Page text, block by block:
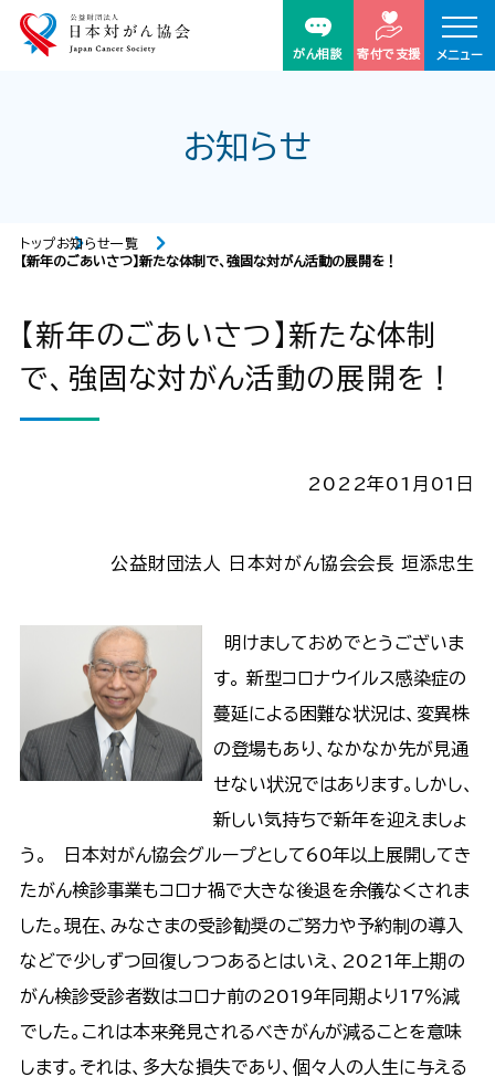
がん相談 寄付で支援 メニュー
お知らせ
トップお知らせ一覧
【新年のごあいさつ】新たな体制で、強固な対がん活動の展開を！
【新年のごあいさつ】新たな体制
で、強固な対がん活動の展開を！
2022年01月01日
公益財団法人 日本対がん協会会長 垣添忠生
明けましておめでとうございま
す。 新型コロナウイルス感染症の
蔓延による困難な状況は、変異株
の登場もあり、なかなか先が見通
せない状況ではあります。しかし、
新しい気持ちで新年を迎えましょ
う。 日本対がん協会グループとして60年以上展開してき
たがん検診事業もコロナ禍で大きな後退を余儀なくされま
した。現在、みなさまの受診勧奨のご努力や予約制の導入
などで少しずつ回復しつつあるとはいえ、2021年上期の
がん検診受診者数はコロナ前の2019年同期より17％減
でした。これは本来発見されるべきがんが減ることを意味
します。それは、多大な損失であり、個々人の人生に与える